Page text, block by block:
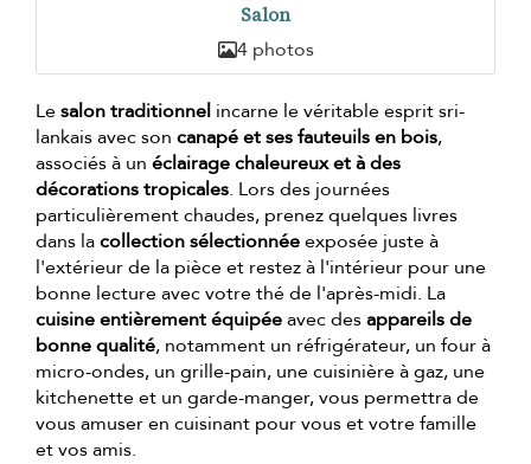
Salon
4 photos
Lesalon traditionnel incarne le véritable esprit sri-
lankais avec son canapé et ses fauteuils en bois,
associés à un éclairage chaleureux et à des
décorations tropicales. Lors des journées
particulièrement chaudes, prenez quelques livres
dans lacollection sélectionnéeexposée juste à
l'extérieur de la pièce et restez à l'intérieur pour une
bonne lecture avec votre thé de l'après-midi. La
cuisine entièrement équipéeavec desappareils de
bonne qualité, notamment un réfrigérateur, un four à
micro-ondes, un grille-pain, une cuisinière à gaz, une
kitchenette et un garde-manger, vous permettra de
vous amuser en cuisinant pour vous et votre famille
et vos amis.